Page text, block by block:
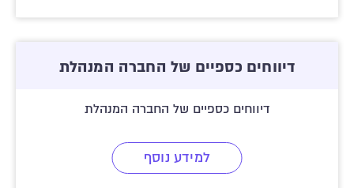
דיווחים כספיים של החברה המנהלת
דיווחים כספיים של החברה המנהלת
למידע נוסף